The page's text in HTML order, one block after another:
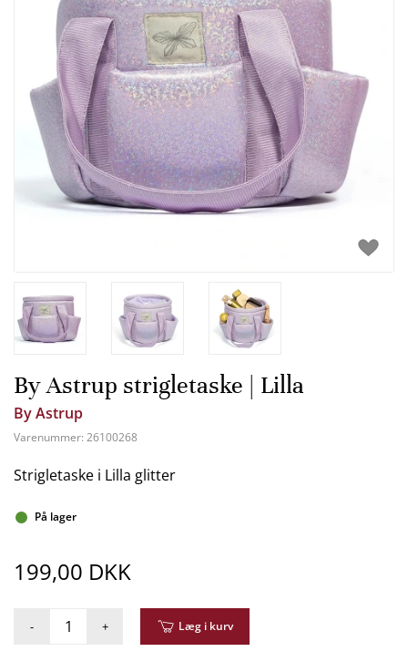
By Astrup strigletaske | Lilla
By Astrup
Varenummer: 26100268
Strigletaske i Lilla glitter
På lager
199,00 DKK
- + Læg i kurv